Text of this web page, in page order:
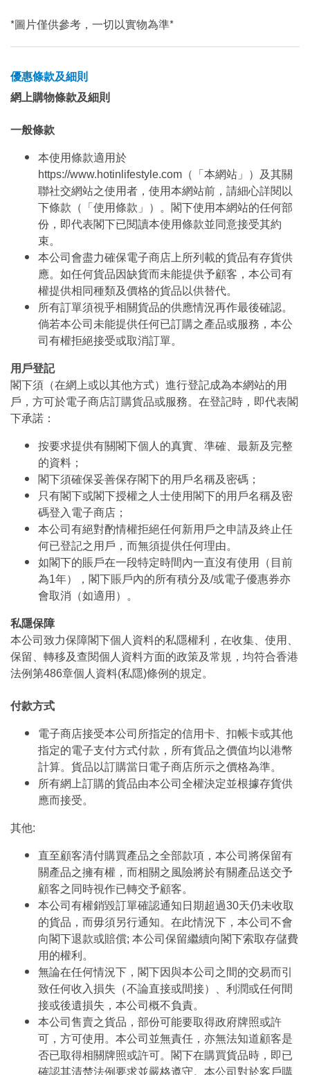
*圖片僅供參考，一切以實物為準*
優惠條款及細則
網上購物條款及細則
一般條款
本使用條款適用於
https://www.hotinlifestyle.com（「本網站」）及其關
聯社交網站之使用者，使用本網站前，請細心詳閱以
下條款（「使用條款」）。閣下使用本網站的任何部
份，即代表閣下已閱讀本使用條款並同意接受其約
束。
本公司會盡力確保電子商店上所列載的貨品有存貨供
應。如任何貨品因缺貨而未能提供予顧客，本公司有
權提供相同種類及價格的貨品以供替代。
所有訂單須視乎相關貨品的供應情況再作最後確認。
倘若本公司未能提供任何已訂購之產品或服務，本公
司有權拒絕接受或取消訂單。
用戶登記
閣下須（在網上或以其他方式）進行登記成為本網站的用
戶，方可於電子商店訂購貨品或服務。在登記時，即代表閣
下承諾：
按要求提供有關閣下個人的真實、準確、最新及完整
的資料；
閣下須確保妥善保存閣下的用戶名稱及密碼；
只有閣下或閣下授權之人士使用閣下的用戶名稱及密
碼登入電子商店；
本公司有絕對酌情權拒絕任何新用戶之申請及終止任
何已登記之用戶，而無須提供任何理由。
如閣下的賬戶在一段特定時間內一直沒有使用（目前
為1年），閣下賬戶內的所有積分及/或電子優惠券亦
會取消（如適用）。
私隱保障
本公司致力保障閣下個人資料的私隱權利，在收集、使用、
保留、轉移及查閱個人資料方面的政策及常規，均符合香港
法例第486章個人資料(私隱)條例的規定。
付款方式
電子商店接受本公司所指定的信用卡、扣帳卡或其他
指定的電子支付方式付款，所有貨品之價值均以港幣
計算。貨品以訂購當日電子商店所示之價格為準。
所有網上訂購的貨品由本公司全權決定並根據存貨供
應而接受。
其他:
直至顧客清付購買產品之全部款項，本公司將保留有
關產品之擁有權，而相關之風險將於有關產品送交予
顧客之同時視作已轉交予顧客。
本公司有權銷毀訂單確認通知日期超過30天仍未收取
的貨品，而毋須另行通知。在此情況下，本公司不會
向閣下退款或賠償; 本公司保留繼續向閣下索取存儲費
用的權利。
無論在任何情況下，閣下因與本公司之間的交易而引
致任何收入損失（不論直接或間接）、利潤或任何間
接或後遺損失，本公司概不負責。
本公司售賣之貨品，部份可能要取得政府牌照或許
可，方可使用。本公司並無責任，亦無法知道顧客是
否已取得相關牌照或許可。閣下在購買貨品時，即已
確認其清楚法例要求並嚴格遵守。本公司對於客戶購